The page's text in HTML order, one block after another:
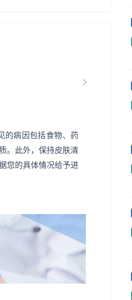
的病因包括食物、药
。此外，保持皮肤清
您的具体情况给予进